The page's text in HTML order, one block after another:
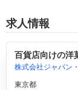
求人情報
百貨店向けの洋
株式会社ジャパン
東京都